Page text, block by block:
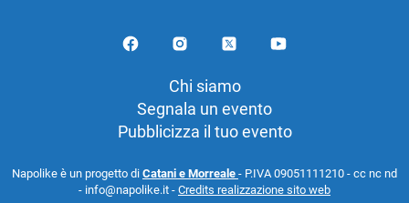
Chi siamo
Segnala un evento
Pubblicizza il tuo evento
Napolike è un progetto di Catani e Morreale - P.IVA 09051111210 - cc nc nd
- info@napolike.it - Credits realizzazione sito web